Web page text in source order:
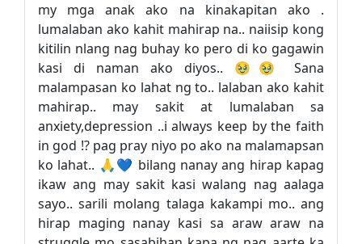
my mga anak ako na kinakapitan ako .
lumalaban ako kahit mahirap na.. naiisip kong
kitilin nlang nag buhay ko pero di ko gagawin
kasi di naman ako diyos.. 🥹🥹 Sana
malampasan ko lahat ng to.. lalaban ako kahit
mahirap.. may sakit at lumalaban sa
anxiety,depression ..i always keep by the faith
in god !? pag pray niyo po ako na malamapsan
ko lahat.. 🙏💙 bilang nanay ang hirap kapag
ikaw ang may sakit kasi walang nag aalaga
sayo.. sarili molang talaga kakampi mo.. ang
hirap maging nanay kasi sa araw araw na